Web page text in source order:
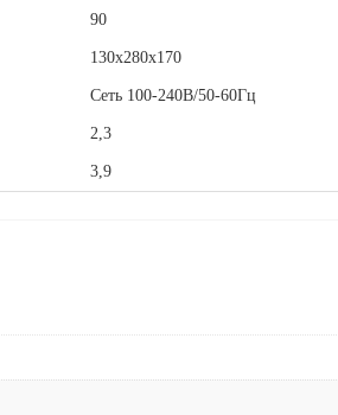
90
130х280х170
Сеть 100-240В/50-60Гц
2,3
3,9